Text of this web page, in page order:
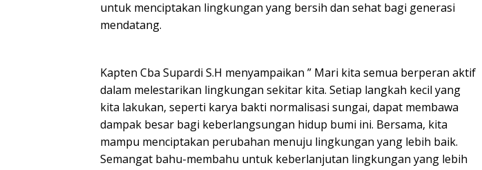
untuk menciptakan lingkungan yang bersih dan sehat bagi generasi
mendatang.
Kapten Cba Supardi S.H menyampaikan ” Mari kita semua berperan aktif
dalam melestarikan lingkungan sekitar kita. Setiap langkah kecil yang
kita lakukan, seperti karya bakti normalisasi sungai, dapat membawa
dampak besar bagi keberlangsungan hidup bumi ini. Bersama, kita
mampu menciptakan perubahan menuju lingkungan yang lebih baik.
Semangat bahu-membahu untuk keberlanjutan lingkungan yang lebih